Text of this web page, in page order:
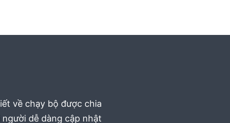
về chạy bộ được chia
dễ dàng cập nhật